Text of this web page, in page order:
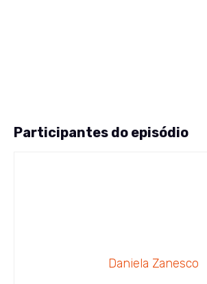
Participantes do episódio
Daniela Zanesco